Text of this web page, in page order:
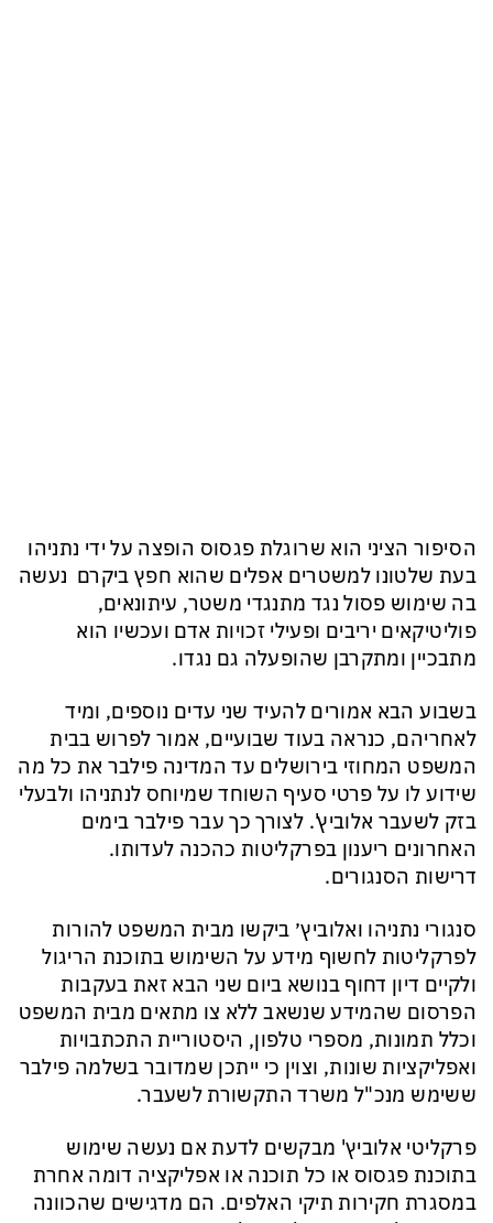
הסיפור הציני הוא שרוגלת פגסוס הופצה על ידי נתניהו
בעת שלטונו למשטרים אפלים שהוא חפץ ביקרם נעשה
בה שימוש פסול נגד מתנגדי משטר, עיתונאים,
פוליטיקאים יריבים ופעילי זכויות אדם ועכשיו הוא
מתבכיין ומתקרבן שהופעלה גם נגדו.
בשבוע הבא אמורים להעיד שני עדים נוספים, ומיד
לאחריהם, כנראה בעוד שבועיים, אמור לפרוש בבית
המשפט המחוזי בירושלים עד המדינה פילבר את כל מה
שידוע לו על פרטי סעיף השוחד שמיוחס לנתניהו ולבעלי
בזק לשעבר אלוביץ'. לצורך כך עבר פילבר בימים
האחרונים ריענון בפרקליטות כהכנה לעדותו.
דרישות הסנגורים.
סנגורי נתניהו ואלוביץ׳ ביקשו מבית המשפט להורות
לפרקליטות לחשוף מידע על השימוש בתוכנת הריגול
ולקיים דיון דחוף בנושא ביום שני הבא זאת בעקבות
הפרסום שהמידע שנשאב ללא צו מתאים מבית המשפט
וכלל תמונות, מספרי טלפון, היסטוריית התכתבויות
ואפליקציות שונות, וצוין כי ייתכן שמדובר בשלמה פילבר
ששימש מנכ"ל משרד התקשורת לשעבר.
פרקליטי אלוביץ' מבקשים לדעת אם נעשה שימוש
בתוכנת פגסוס או כל תוכנה או אפליקציה דומה אחרת
במסגרת חקירות תיקי האלפים. הם מדגישים שהכוונה